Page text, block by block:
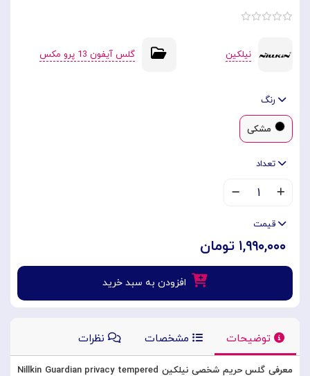
نیلکین گلس آیفون 13 پرو مکس
رنگ
مشکی
تعداد
۱
قیمت
۱,۹۹۰,۰۰۰ تومان
افزودن به سبد خرید
توضیحات مشخصات نظرات
معرفی گلس حریم شخصی نیلکین Nillkin Guardian privacy tempered